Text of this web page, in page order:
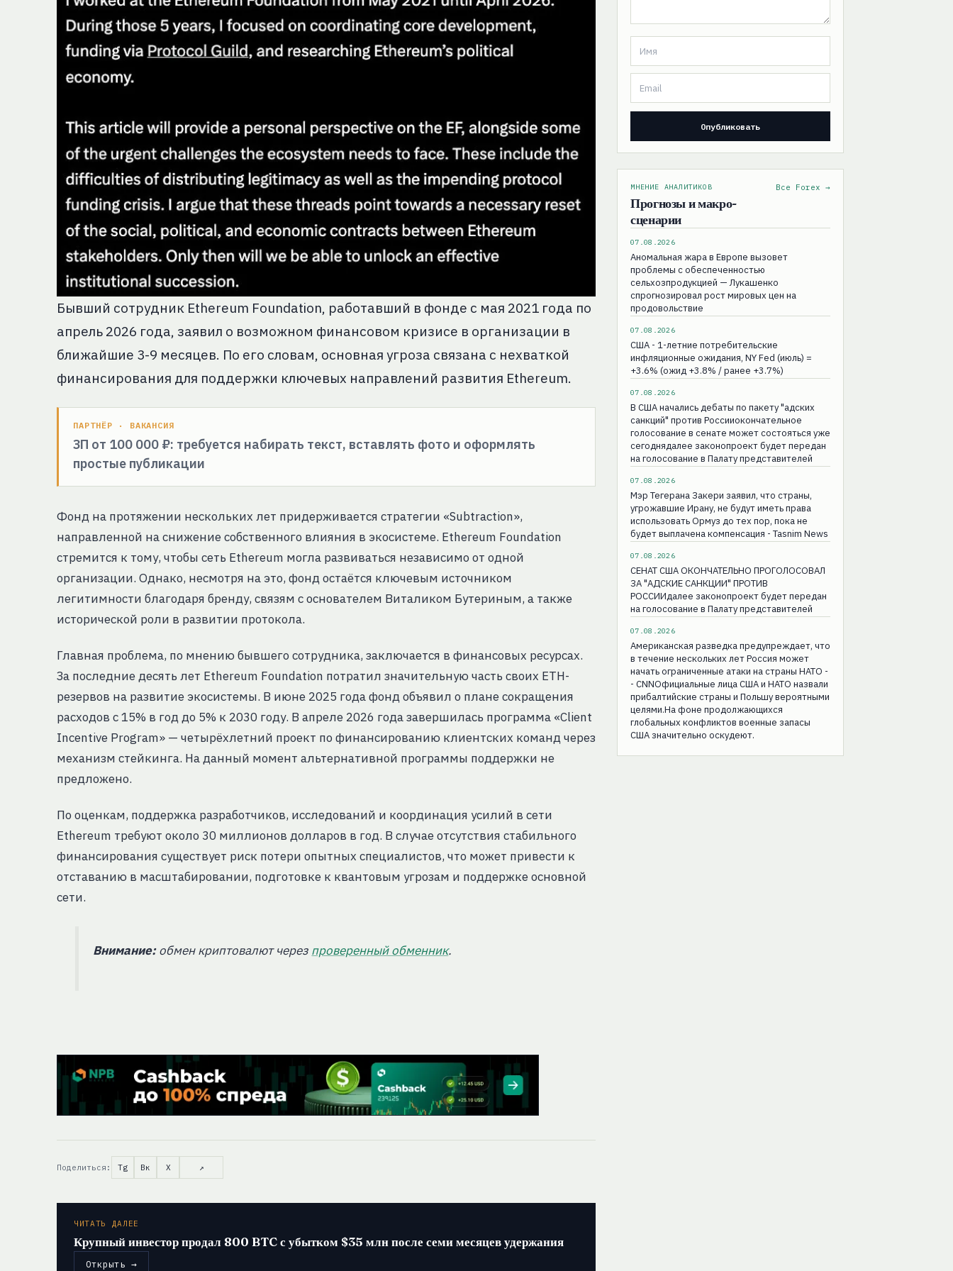
Бывший сотрудник Ethereum Foundation, работавший в фонде с мая 2021 года по
апрель 2026 года, заявил о возможном финансовом кризисе в организации в
ближайшие 3-9 месяцев. По его словам, основная угроза связана с нехваткой
финансирования для поддержки ключевых направлений развития Ethereum.
ПАРТНЁР · ВАКАНСИЯ
ЗП от 100 000 ₽: требуется набирать текст, вставлять фото и оформлять
простые публикации
Фонд на протяжении нескольких лет придерживается стратегии «Subtraction»,
направленной на снижение собственного влияния в экосистеме. Ethereum Foundation
стремится к тому, чтобы сеть Ethereum могла развиваться независимо от одной
организации. Однако, несмотря на это, фонд остаётся ключевым источником
легитимности благодаря бренду, связям с основателем Виталиком Бутериным, а также
исторической роли в развитии протокола.
Главная проблема, по мнению бывшего сотрудника, заключается в финансовых ресурсах.
За последние десять лет Ethereum Foundation потратил значительную часть своих ETH-
резервов на развитие экосистемы. В июне 2025 года фонд объявил о плане сокращения
расходов с 15% в год до 5% к 2030 году. В апреле 2026 года завершилась программа «Client
Incentive Program» — четырёхлетний проект по финансированию клиентских команд через
механизм стейкинга. На данный момент альтернативной программы поддержки не
предложено.
По оценкам, поддержка разработчиков, исследований и координация усилий в сети
Ethereum требуют около 30 миллионов долларов в год. В случае отсутствия стабильного
финансирования существует риск потери опытных специалистов, что может привести к
отставанию в масштабировании, подготовке к квантовым угрозам и поддержке основной
сети.
Внимание:обмен криптовалют через проверенный обменник.
Поделиться: Tg Вк X ↗
ЧИТАТЬ ДАЛЕЕ
Крупный инвестор продал 800 BTC с убытком $35 млн после семи месяцев удержания
Открыть →
МНЕНИЕ АНАЛИТИКОВ
Прогнозы и макро-
сценарии
Все Forex →
07.08.2026
Аномальная жара в Европе вызовет
проблемы с обеспеченностью
сельхозпродукцией — Лукашенко
спрогнозировал рост мировых цен на
продовольствие
07.08.2026
США - 1-летние потребительские
инфляционные ожидания, NY Fed (июль) =
+3.6% (ожид +3.8% / ранее +3.7%)
07.08.2026
В США начались дебаты по пакету "адских
санкций" против Россииокончательное
голосование в сенате может состояться уже
сегоднядалее законопроект будет передан
на голосование в Палату представителей
07.08.2026
Мэр Тегерана Закери заявил, что страны,
угрожавшие Ирану, не будут иметь права
использовать Ормуз до тех пор, пока не
будет выплачена компенсация - Tasnim News
07.08.2026
СЕНАТ США ОКОНЧАТЕЛЬНО ПРОГОЛОСОВАЛ
ЗА "АДСКИЕ САНКЦИИ" ПРОТИВ
РОССИИдалее законопроект будет передан
на голосование в Палату представителей
07.08.2026
Американская разведка предупреждает, что
в течение нескольких лет Россия может
начать ограниченные атаки на страны НАТО -
- CNNОфициальные лица США и НАТО назвали
прибалтийские страны и Польшу вероятными
целями.На фоне продолжающихся
глобальных конфликтов военные запасы
США значительно оскудеют.